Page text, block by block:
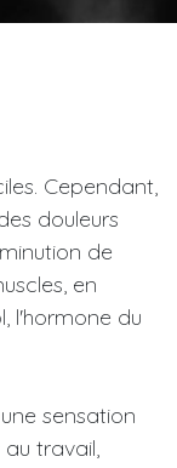
Cependant,
douleurs
de
en
l'hormone du
sensation
travail,